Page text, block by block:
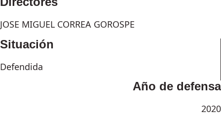
JOSE MIGUEL CORREA GOROSPE
Situación
Defendida
Año de defensa
2020